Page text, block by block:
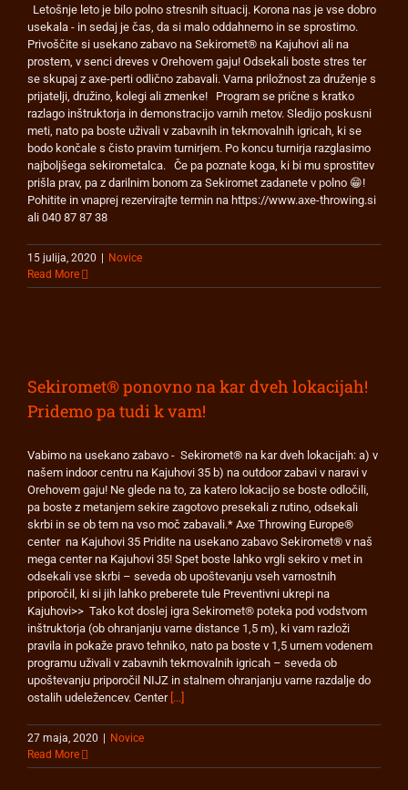
Letošnje leto je bilo polno stresnih situacij. Korona nas je vse dobro
usekala - in sedaj je čas, da si malo oddahnemo in se sprostimo.
Privoščite si usekano zabavo na Sekiromet® na Kajuhovi ali na
prostem, v senci dreves v Orehovem gaju! Odsekali boste stres ter
se skupaj z axe-perti odlično zabavali. Varna priložnost za druženje s
prijatelji, družino, kolegi ali zmenke! Program se prične s kratko
razlago inštruktorja in demonstracijo varnih metov. Sledijo poskusni
meti, nato pa boste uživali v zabavnih in tekmovalnih igricah, ki se
bodo končale s čisto pravim turnirjem. Po koncu turnirja razglasimo
najboljšega sekirometalca. Če pa poznate koga, ki bi mu sprostitev
prišla prav, pa z darilnim bonom za Sekiromet zadanete v polno 😁!
Pohitite in vnaprej rezervirajte termin na https://www.axe-throwing.si
ali 040 87 87 38
15 julija, 2020 | Novice
Read More
Sekiromet® ponovno na kar dveh lokacijah!
Pridemo pa tudi k vam!
Vabimo na usekano zabavo - Sekiromet® na kar dveh lokacijah: a) v
našem indoor centru na Kajuhovi 35 b) na outdoor zabavi v naravi v
Orehovem gaju! Ne glede na to, za katero lokacijo se boste odločili,
pa boste z metanjem sekire zagotovo presekali z rutino, odsekali
skrbi in se ob tem na vso moč zabavali.* Axe Throwing Europe®
center na Kajuhovi 35 Pridite na usekano zabavo Sekiromet® v naš
mega center na Kajuhovi 35! Spet boste lahko vrgli sekiro v met in
odsekali vse skrbi – seveda ob upoštevanju vseh varnostnih
priporočil, ki si jih lahko preberete tule Preventivni ukrepi na
Kajuhovi>> Tako kot doslej igra Sekiromet® poteka pod vodstvom
inštruktorja (ob ohranjanju varne distance 1,5 m), ki vam razloži
pravila in pokaže pravo tehniko, nato pa boste v 1,5 urnem vodenem
programu uživali v zabavnih tekmovalnih igricah – seveda ob
upoštevanju priporočil NIJZ in stalnem ohranjanju varne razdalje do
ostalih udeležencev. Center [...]
27 maja, 2020 | Novice
Read More